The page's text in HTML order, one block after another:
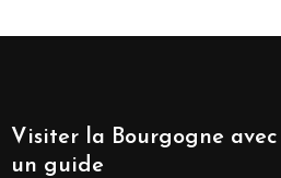
Visiter la Bourgogne avec
un guide